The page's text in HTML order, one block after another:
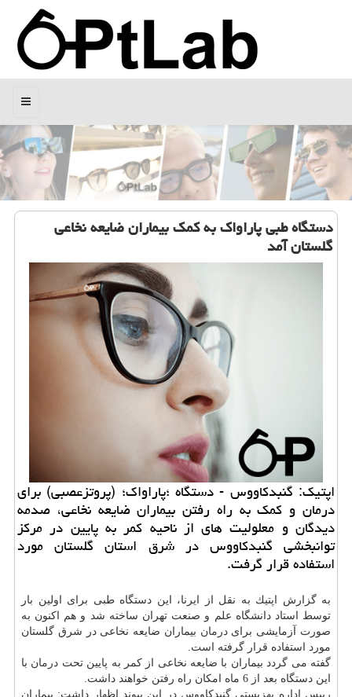
منو
دستگاه طبی پاراواك به كمك بیماران ضایعه نخاعی
گلستان آمد
اپتیك: گنبدكاووس - دستگاه ؛پاراواك؛ (پروتزعصبی) برای
درمان و كمك به راه رفتن بیماران ضایعه نخاعی، صدمه
دیدگان و معلولیت های از ناحیه كمر به پایین در مركز
توانبخشی گنبدكاووس در شرق استان گلستان مورد
استفاده قرار گرفت.
به گزارش اپتیك به نقل از ایرنا، این دستگاه طبی برای اولین بار
توسط استاد دانشگاه علم و صنعت تهران ساخته شد و هم اكنون به
صورت آزمایشی برایدرمان بیماران ضایعه نخاعی در شرق گلستان
مورد استفاده قرار گرفته است.
گفته می گردد بیماران با ضایعه نخاعی از كمر به پایین تحت درمان با
این دستگاه بعد از 6 ماه امكان راه رفتن خواهند داشت.
رییس اداره بهزیستی گنبدكاووس در این پیوند اظهار داشت: بیماران